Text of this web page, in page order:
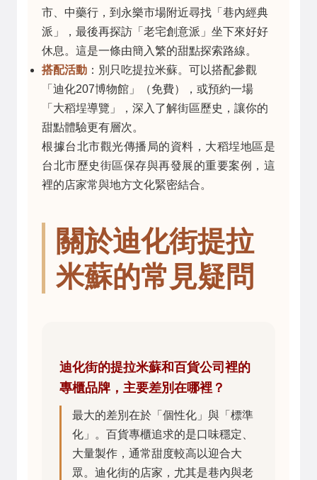
市、中藥行，到永樂市場附近尋找「巷內經典
派」，最後再探訪「老宅創意派」坐下來好好
休息。這是一條由簡入繁的甜點探索路線。
搭配活動 ：別只吃提拉米蘇。可以搭配參觀
「迪化207博物館」（免費），或預約一場
「大稻埕導覽」，深入了解街區歷史，讓你的
甜點體驗更有層次。
根據台北市觀光傳播局的資料，大稻埕地區是
台北市歷史街區保存與再發展的重要案例，這
裡的店家常與地方文化緊密結合。
關於迪化街提拉
米蘇的常見疑問
迪化街的提拉米蘇和百貨公司裡的
專櫃品牌，主要差別在哪裡？
最大的差別在於「個性化」與「標準
化」。百貨專櫃追求的是口味穩定、
大量製作，通常甜度較高以迎合大
眾。迪化街的店家，尤其是巷內與老